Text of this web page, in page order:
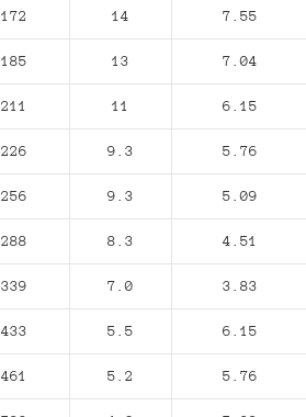
172 14 7.55
185 13 7.04
211 11 6.15
226 9.3 5.76
256 9.3 5.09
288 8.3 4.51
339 7.0 3.83
433 5.5 6.15
461 5.2 5.76